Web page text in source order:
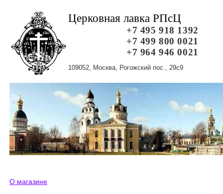
Церковная лавка РПсЦ
+7 495 918 1392
+7 499 800 0021
+7 964 946 0021
109052, Москва, Рогожский пос., 29с9
О магазине